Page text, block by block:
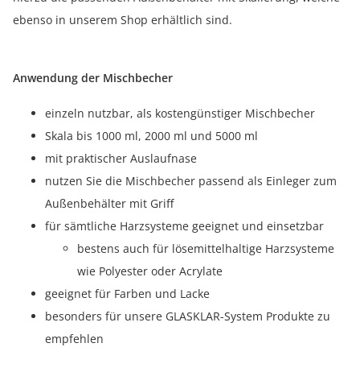
ebenso in unserem Shop erhältlich sind.
Anwendung der Mischbecher
einzeln nutzbar, als kostengünstiger Mischbecher
Skala bis 1000 ml, 2000 ml und 5000 ml
mit praktischer Auslaufnase
nutzen Sie die Mischbecher passend als Einleger zum
Außenbehälter mit Griff
für sämtliche Harzsysteme geeignet und einsetzbar
bestens auch für lösemittelhaltige Harzsysteme
wie Polyester oder Acrylate
geeignet für Farben und Lacke
besonders für unsere GLASKLAR-System Produkte zu
empfehlen